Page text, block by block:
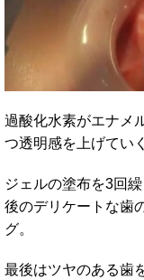
過酸化水素がエナメ
つ透明感を上げてい
ジェルの塗布を3回
後のデリケートな歯
グ。
最後はツヤのある歯